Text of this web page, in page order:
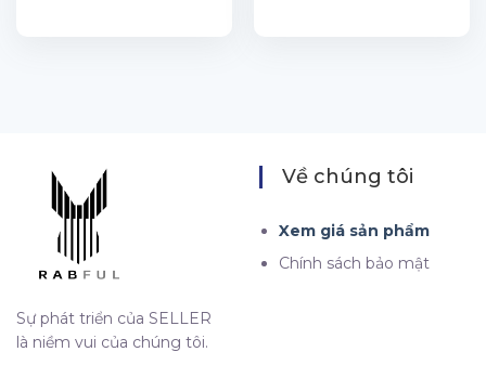
Sự phát triển của SELLER
là niềm vui của chúng tôi.
Về chúng tôi
Xem giá sản phẩm
Chính sách bảo mật